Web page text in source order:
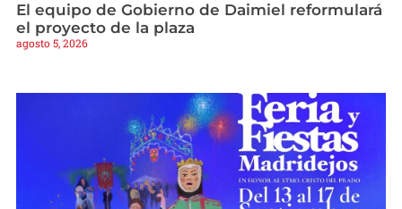
El equipo de Gobierno de Daimiel reformulará
el proyecto de la plaza
agosto 5, 2026